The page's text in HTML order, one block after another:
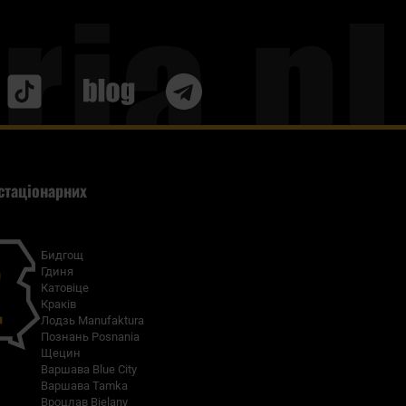
Blog
Бидгощ
Гдиня
Катовіце
Краків
Лодзь Manufaktura
Познань Posnania
Щецин
Варшава Blue City
Варшава Tamka
Вроцлав Bielany